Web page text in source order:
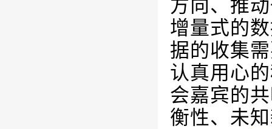
方向、推
增量式的
据的收集
认真用心
会嘉宾的
衡性、未